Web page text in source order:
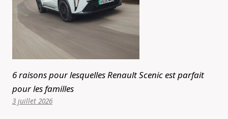
6 raisons pour lesquelles Renault Scenic est parfait
pour les familles
3 juillet 2026